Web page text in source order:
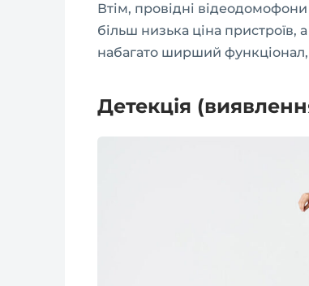
Втім, провідні
більш низька ціна пристроїв,
набагато ширший
Детекція